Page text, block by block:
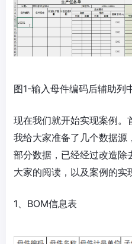
图1-输入母件编码后辅助列
现在我们就开始实现案例。
我给大家准备了几个数据源
部分数据，已经经过改造除
大家的阅读，以及案例的实
1、BOM信息表